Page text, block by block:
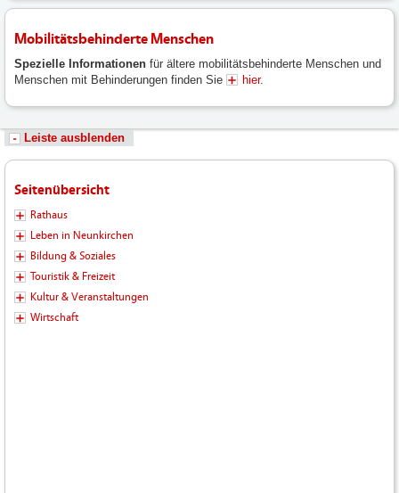
Mobilitätsbehinderte Menschen
Spezielle Informationen für ältere mobilitätsbehinderte Menschen und
Menschen mit Behinderungen finden Sie
hier.
Leiste ausblenden
Seitenübersicht
Rathaus
Leben in Neunkirchen
Bildung & Soziales
Touristik & Freizeit
Kultur & Veranstaltungen
Wirtschaft